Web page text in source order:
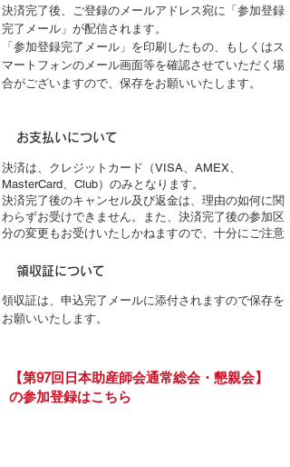
決済完了後、ご登録のメールアドレス宛に「参加登録
完了メール」が配信されます。
​「参加登録完了メール」を印刷したもの、もしくはス
マートフォンのメール画面等を確認させていただく場
合がございますので、保存をお願いいたします。
お支払いについて
決済は、クレジットカード（VISA、AMEX、
MasterCard、Club）のみとなります。
​決済完了後のキャンセル及び返金は、理由の如何に関
わらずお受けできません。また、決済完了後の参加区
分の変更もお受けいたしかねますので、十分にご注意
​領収証について
領収証は、申込完了メールに添付されますので保存を
お願いいたします。
【第97回日本助産師会通常総会・懇親会】
の参加登録はこちら